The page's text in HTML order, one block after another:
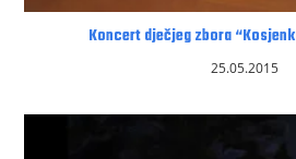
Koncert dječjeg zbora
25.05.2015